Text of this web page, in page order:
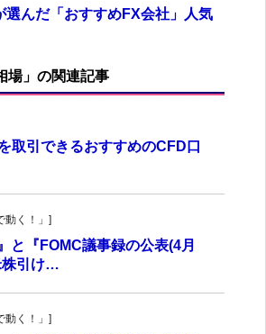
選んだ「おすすめFX会社」人気
場」の関連記事
取引できるおすすめのCFD口
動く！」]
と『FOMC議事録の公表(4月
株引け…
動く！」]